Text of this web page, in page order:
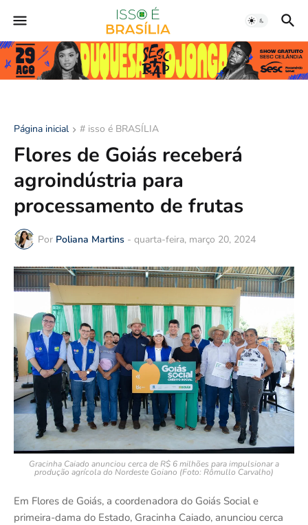
Página inicial # isso é BRASÍLIA
Flores de Goiás receberá
agroindústria para
processamento de frutas
Por Poliana Martins - quarta-feira, março 20, 2024
Gracinha Caiado anunciou cerca de R$ 6 milhões para impulsionar a
produção agrícola do Nordeste Goiano (Foto: Rômullo Carvalho)
Em Flores de Goiás, a coordenadora do Goiás Social e
primeira-dama do Estado, Gracinha Caiado, anunciou cerca